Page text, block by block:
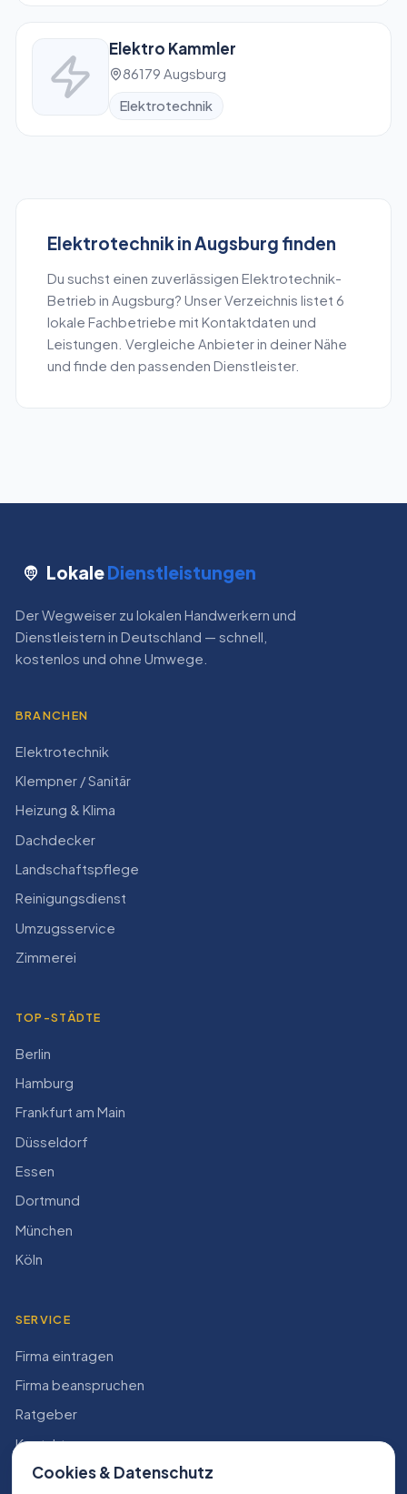
Elektro Kammler
86179 Augsburg
Elektrotechnik
Elektrotechnikin Augsburg finden
Du suchst einen zuverlässigen Elektrotechnik-
Betrieb in Augsburg? Unser Verzeichnis listet 6
lokale Fachbetriebe mit Kontaktdaten und
Leistungen. Vergleiche Anbieter in deiner Nähe
und finde den passenden Dienstleister.
LokaleDienstleistungen
Der Wegweiser zu lokalen Handwerkern und
Dienstleistern in Deutschland — schnell,
kostenlos und ohne Umwege.
BRANCHEN
Elektrotechnik
Klempner / Sanitär
Heizung & Klima
Dachdecker
Landschaftspflege
Reinigungsdienst
Umzugsservice
Zimmerei
TOP-STÄDTE
Berlin
Hamburg
Frankfurt am Main
Düsseldorf
Essen
Dortmund
München
Köln
SERVICE
Firma eintragen
Firma beanspruchen
Ratgeber
Kontakt
Konto
Cookies & Datenschutz